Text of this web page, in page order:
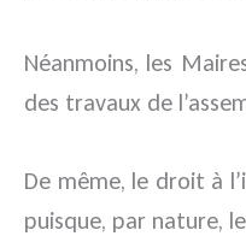
Néanmoins, les
des travaux de
De même, le droit à
puisque, par nature,